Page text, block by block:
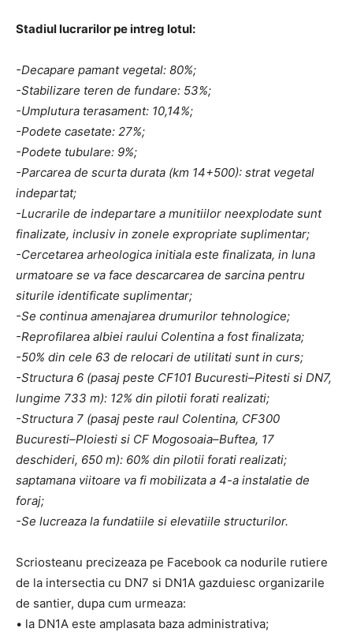
Stadiul lucrarilor pe intreg lotul:
-Decapare pamant vegetal: 80%;
-Stabilizare teren de fundare: 53%;
-Umplutura terasament: 10,14%;
-Podete casetate: 27%;
-Podete tubulare: 9%;
-Parcarea de scurta durata (km 14+500): strat vegetal
indepartat;
-Lucrarile de indepartare a munitiilor neexplodate sunt
finalizate, inclusiv in zonele expropriate suplimentar;
-Cercetarea arheologica initiala este finalizata, in luna
urmatoare se va face descarcarea de sarcina pentru
siturile identificate suplimentar;
-Se continua amenajarea drumurilor tehnologice;
-Reprofilarea albiei raului Colentina a fost finalizata;
-50% din cele 63 de relocari de utilitati sunt in curs;
-Structura 6 (pasaj peste CF101 Bucuresti–Pitesti si DN7,
lungime 733 m): 12% din pilotii forati realizati;
-Structura 7 (pasaj peste raul Colentina, CF300
Bucuresti–Ploiesti si CF Mogosoaia–Buftea, 17
deschideri, 650 m): 60% din pilotii forati realizati;
saptamana viitoare va fi mobilizata a 4-a instalatie de
foraj;
-Se lucreaza la fundatiile si elevatiile structurilor.
Scriosteanu precizeaza pe Facebook ca nodurile rutiere
de la intersectia cu DN7 si DN1A gazduiesc organizarile
de santier, dupa cum urmeaza:
• la DN1A este amplasata baza administrativa;